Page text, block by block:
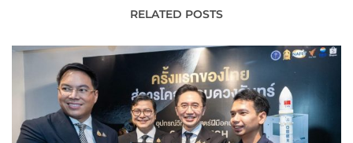
อาคาร Knowledge
RELATED POSTS